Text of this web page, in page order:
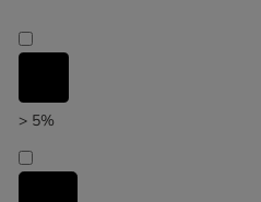
Unser Favorit
> 5%